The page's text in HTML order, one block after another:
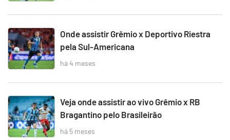
Onde assistir Grêmio x Deportivo Riestra
pela Sul-Americana
há 4 meses
Veja onde assistir ao vivo Grêmio x RB
Bragantino pelo Brasileirão
há 5 meses